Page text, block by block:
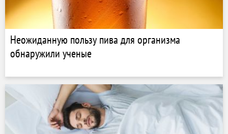
Неожиданную пользу пива для организма
обнаружили ученые